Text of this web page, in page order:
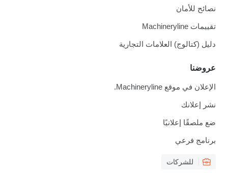
نصائح للأمان
تقييمات Machineryline
دليل (كتالوج) العلامات التجارية
عروضنا
الإعلان في موقع Machineryline.
نشر إعلانك
ضع ملصقًا إعلانيًا
برنامج فرعي
للشركات